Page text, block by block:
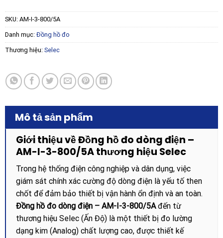
SKU: AM-I-3-800/5A
Danh mục: Đồng hồ đo
Thương hiệu: Selec
Mô tả sản phẩm
Giới thiệu về Đồng hồ đo dòng điện –
AM-I-3-800/5A thương hiệu Selec
Trong hệ thống điện công nghiệp và dân dụng, việc
giám sát chính xác cường độ dòng điện là yếu tố then
chốt để đảm bảo thiết bị vận hành ổn định và an toàn.
Đồng hồ đo dòng điện – AM-I-3-800/5Ađến từ
thương hiệu Selec (Ấn Độ) là một thiết bị đo lường
dạng kim (Analog) chất lượng cao, được thiết kế